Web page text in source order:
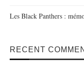
Les Black Panthers :
RECENT